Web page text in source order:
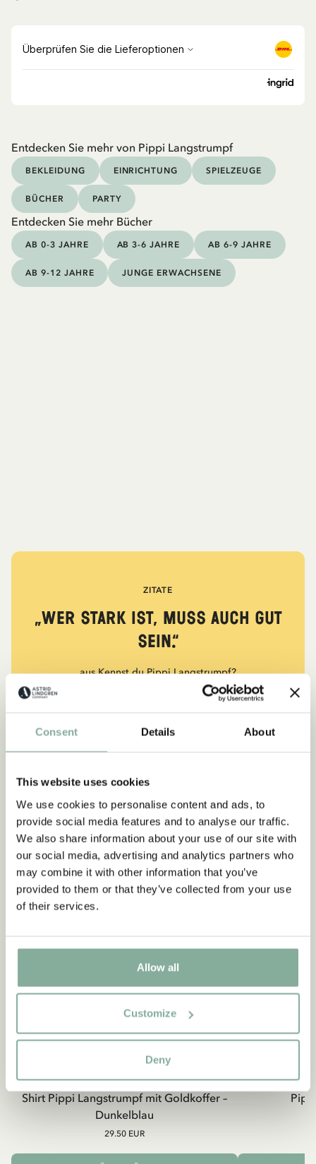
Consent Details About
This website uses cookies
We use cookies to personalise content and ads, to
provide social media features and to analyse our traffic.
We also share information about your use of our site with
our social media, advertising and analytics partners who
may combine it with other information that you’ve
provided to them or that they’ve collected from your use
of their services.
Allow all
Customize
Deny
Entdecken Sie mehr von Pippi Langstrumpf
BEKLEIDUNG EINRICHTUNG SPIELZEUGE
BÜCHER PARTY
Entdecken Sie mehr Bücher
AB 0-3 JAHRE AB 3-6 JAHRE AB 6-9 JAHRE
AB 9-12 JAHRE JUNGE ERWACHSENE
ZITATE
„Wer stark ist, muss auch gut
sein.“
aus Kennst du Pippi Langstrumpf?
NEU
Shirt Pippi Langstrumpf mit Goldkoffer –
Dunkelblau
PIPPI LANGSTRUMPF
29.50 EUR